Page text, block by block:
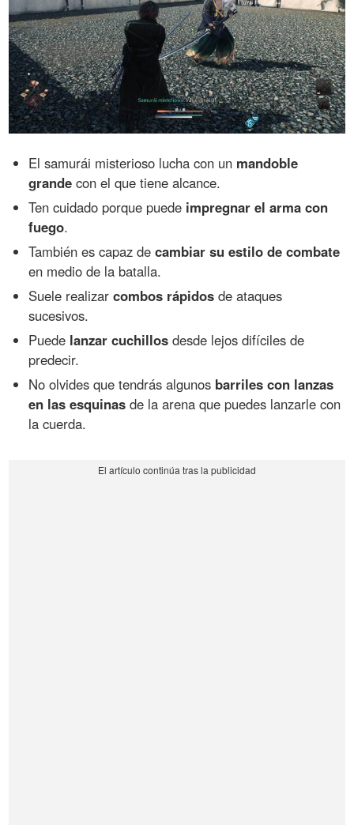
El samurái misterioso lucha con un mandoble
grande con el que tiene alcance.
Ten cuidado porque puede impregnar el arma con
fuego.
También es capaz decambiar su estilo de combate
en medio de la batalla.
Suele realizarcombos rápidos de ataques
sucesivos.
Puede lanzar cuchillos desde lejos difíciles de
predecir.
No olvides que tendrás algunos barriles con lanzas
en las esquinas de la arena que puedes lanzarle con
la cuerda.